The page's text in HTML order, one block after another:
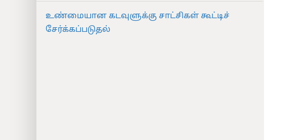
உண்மையான கடவுளுக்கு சாட்சிகள் கூட்டிச்
சேர்க்கப்படுதல்